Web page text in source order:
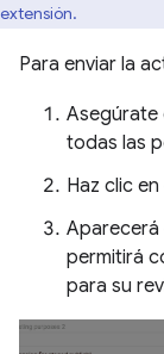
extensión.
Para enviar la
Asegúrate
todas las
Haz clic
Aparecerá
permitirá
para su